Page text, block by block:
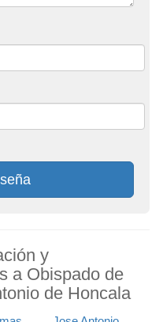
y
a Obispado de
de Honcala